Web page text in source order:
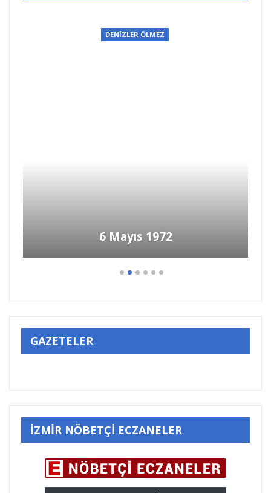
DENİZLER ÖLMEZ
6 Mayıs 1972
GAZETELER
İZMİR NÖBETÇİ ECZANELER